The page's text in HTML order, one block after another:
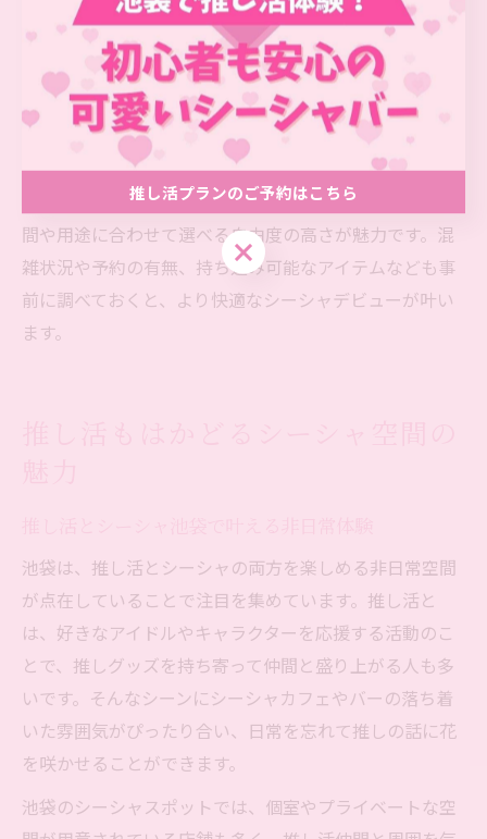
初回利用時は、ニコチンフリーやマイルドなフレーバー
から始めるのがおすすめです。シェア利用が可能な店舗
も多く、友人と一緒に体験することで緊張も和らぎま
す。利用規約や注意事項は事前に確認し、無理せず自分
のペースで楽しむことが成功のポイントです。
また、池袋には24時間営業や個室完備の店舗もあり、時
間や用途に合わせて選べる自由度の高さが魅力です。混
雑状況や予約の有無、持ち込み可能なアイテムなども事
前に調べておくと、より快適なシーシャデビューが叶い
ます。
池袋は、推し活とシーシャの両方を楽しめる非日常空間
が点在していることで注目を集めています。推し活と
は、好きなアイドルやキャラクターを応援する活動のこ
とで、推しグッズを持ち寄って仲間と盛り上がる人も多
いです。そんなシーンにシーシャカフェやバーの落ち着
いた雰囲気がぴったり合い、日常を忘れて推しの話に花
を咲かせることができます。
池袋のシーシャスポットでは、個室やプライベートな空
推し活プランのご予約はこちら
推し活プランのご予約はこちら